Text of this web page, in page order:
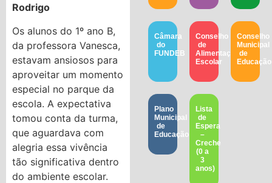
Rodrigo
Os alunos do 1º ano B,
da professora Vanesca,
estavam ansiosos para
aproveitar um momento
especial no parque da
escola. A expectativa
tomou conta da turma,
que aguardava com
alegria essa vivência
tão significativa dentro
do ambiente escolar.
Câmara
do
FUNDEB
Conselho
de
Alimentação
Escolar
Conselho
Municipal
de
Educação​
Plano
Municipal
de
Educação
Lista
de
Espera
–
Creche
(0 a
3
anos)